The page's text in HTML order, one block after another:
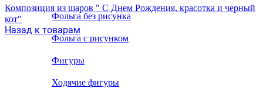
Фольга без рисунка
Фольга с рисунком
Фигуры
Ходячие фигуры
Композиция из шаров " С Днем Рождения, красотка и черный
кот"
Назад к товарам